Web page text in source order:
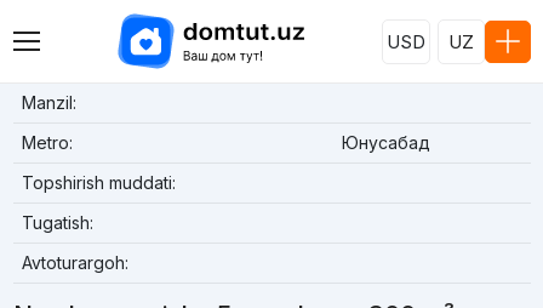
USD UZ
Manzil:
Metro:
Юнусабад
Topshirish muddati:
Tugatish:
Avtoturargoh: